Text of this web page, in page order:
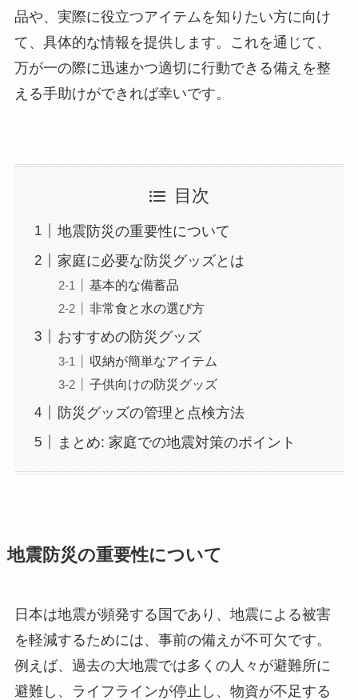
品や、実際に役立つアイテムを知りたい方に向け
て、具体的な情報を提供します。これを通じて、
万が一の際に迅速かつ適切に行動できる備えを整
える手助けができれば幸いです。
目次
地震防災の重要性について
家庭に必要な防災グッズとは
基本的な備蓄品
非常食と水の選び方
おすすめの防災グッズ
収納が簡単なアイテム
子供向けの防災グッズ
防災グッズの管理と点検方法
まとめ: 家庭での地震対策のポイント
地震防災の重要性について
日本は地震が頻発する国であり、地震による被害
を軽減するためには、事前の備えが不可欠です。
例えば、過去の大地震では多くの人々が避難所に
避難し、ライフラインが停止し、物資が不足する